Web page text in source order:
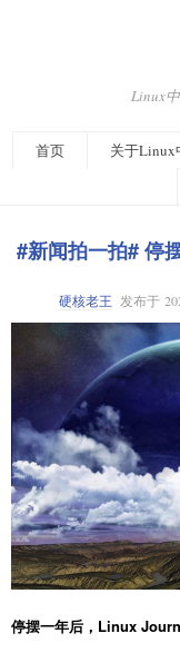
Linux
首页 关于Linux
#新闻拍一拍# 停
硬核老王 发布于
停摆一年后，Linux